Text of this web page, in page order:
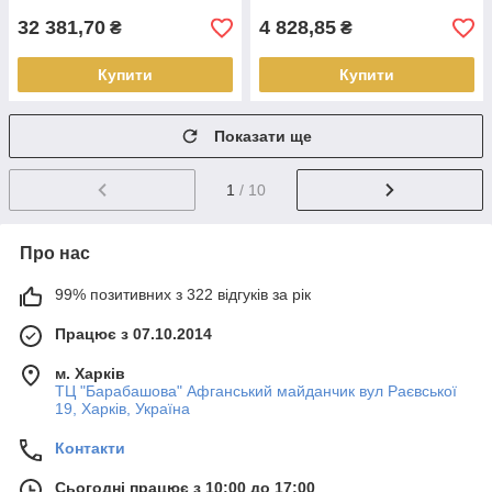
32 381,70 ₴
Купити
4 828,85 ₴
Купити
Показати ще
1 / 10
Про нас
99% позитивних з 322 відгуків за рік
Працює з 07.10.2014
м. Харків
ТЦ "Барабашова" Афганський майданчик вул Раєвської
19, Харків, Україна
Контакти
Сьогодні працює з 10:00 до 17:00